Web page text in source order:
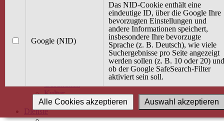
Angebot / Kurs suchen
Babybauch & Elternschaft
Gesundheit
Kultur
Alle Kurse
Dienste
Google (NID)
Das NID-Cookie enthält eine
eindeutige ID, über die Google Ihre
bevorzugten Einstellungen und
andere Informationen speichert,
insbesondere Ihre bevorzugte
Sprache (z. B. Deutsch), wie viele
Suchergebnisse pro Seite angezeigt
werden sollen (z. B. 10 oder 20) und
ob der Google SafeSearch-Filter
aktiviert sein soll.
Auswahl akzeptieren
Alle Cookies akzeptieren